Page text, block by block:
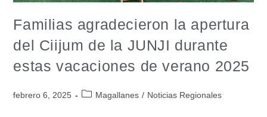
Familias agradecieron la apertura
del Ciijum de la JUNJI durante
estas vacaciones de verano 2025
febrero 6, 2025 Magallanes / Noticias Regionales